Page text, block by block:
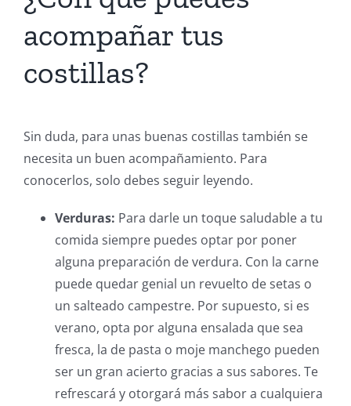
acompañar tus
costillas?
Sin duda, para unas buenas costillas también se
necesita un buen acompañamiento. Para
conocerlos, solo debes seguir leyendo.
Verduras: Para darle un toque saludable a tu
comida siempre puedes optar por poner
alguna preparación de verdura. Con la carne
puede quedar genial un revuelto de setas o
un salteado campestre. Por supuesto, si es
verano, opta por alguna ensalada que sea
fresca, la de pasta o moje manchego pueden
ser un gran acierto gracias a sus sabores. Te
refrescará y otorgará más sabor a cualquiera